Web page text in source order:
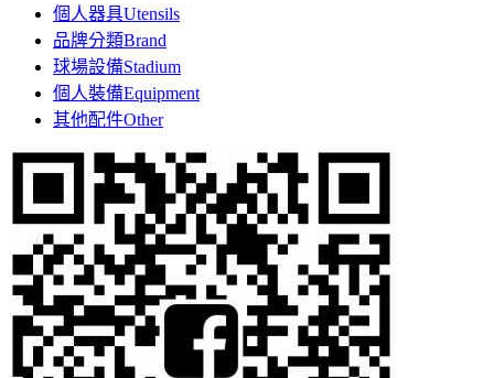
個人器具Utensils
品牌分類Brand
球場設備Stadium
個人裝備Equipment
其他配件Other